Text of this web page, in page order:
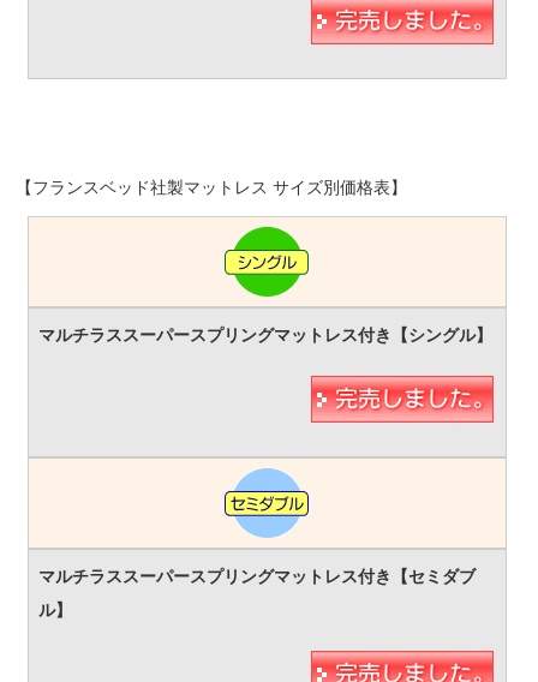
【フランスベッド社製マットレス サイズ別価格表】